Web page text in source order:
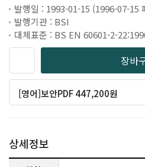
발행일 : 1993-01-15 (1996-07-15
발행기관 : BSI
대체표준 : BS EN 60601-2-
장바
[영어]보안PDF 447,200원
상세정보